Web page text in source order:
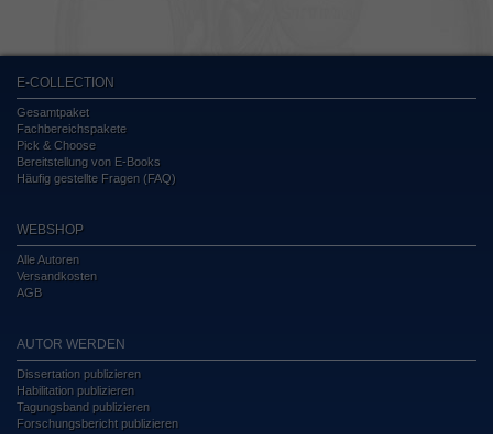
E-COLLECTION
Gesamtpaket
Fachbereichspakete
Pick & Choose
Bereitstellung von E-Books
Häufig gestellte Fragen (FAQ)
WEBSHOP
Alle Autoren
Versandkosten
AGB
AUTOR WERDEN
Dissertation publizieren
Habilitation publizieren
Tagungsband publizieren
Forschungsbericht publizieren